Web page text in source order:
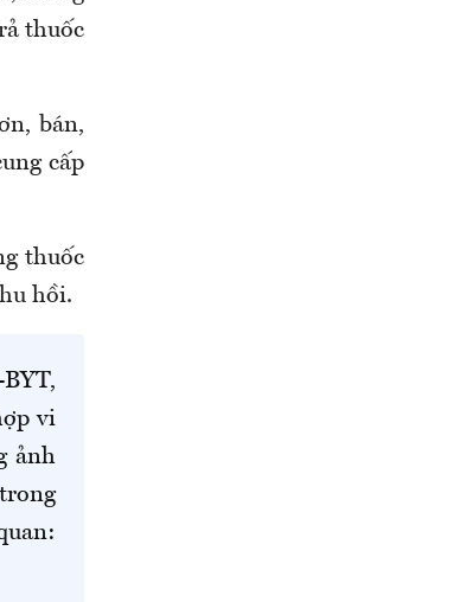
thuốc
bán,
cấp
thuốc
hồi.
vi
ảnh